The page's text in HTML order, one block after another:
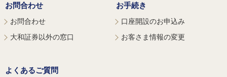
お問合わせ
お問合わせ
大和証券以外の窓口
お手続き
口座開設のお申込み
お客さま情報の変更
よくあるご質問